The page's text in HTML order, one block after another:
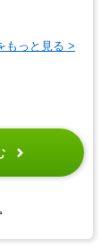
もっと見る >